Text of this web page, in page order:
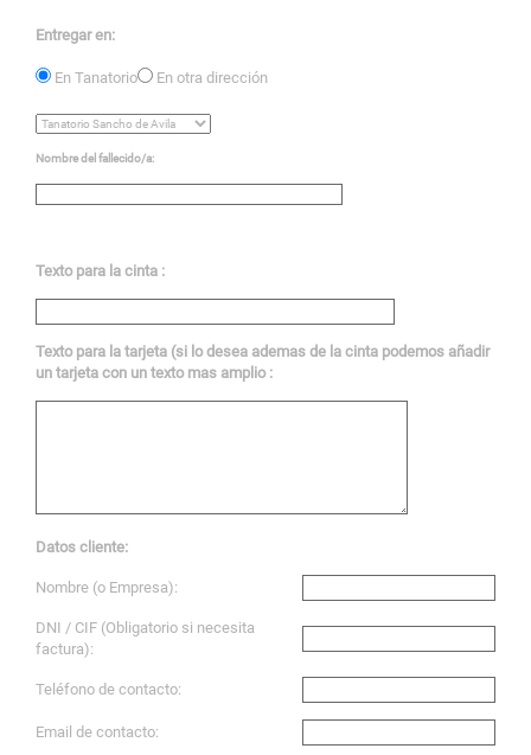
Entregar en:
En Tanatorio En otra dirección
Nombre del fallecido/a:
Texto para la cinta :
Texto para la tarjeta (si lo desea ademas de la cinta podemos añadir
un tarjeta con un texto mas amplio :
Datos cliente:
Nombre (o Empresa):
DNI / CIF (Obligatorio si necesita
factura):
Teléfono de contacto:
Email de contacto: